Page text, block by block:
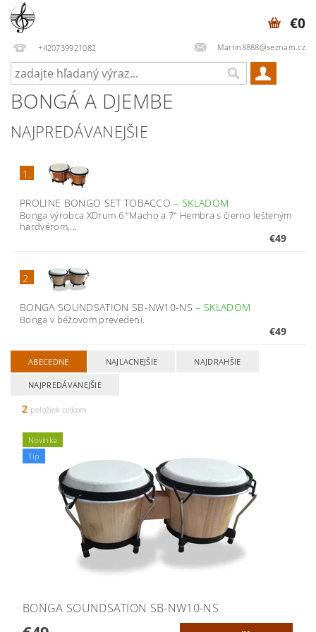
+420739921082 Martin8888@seznam.cz
€0
BONGÁ A DJEMBE
NAJPREDÁVANEJŠIE
1.
PROLINE BONGO SET TOBACCO–SKLADOM
Bonga výrobca XDrum 6 "Macho a 7" Hembra s čierno lešteným
hardvérom,...
€49
2.
BONGA SOUNDSATION SB-NW10-NS–SKLADOM
Bonga v béžovom prevedení.
€49
ABECEDNE NAJLACNEJŠIE NAJDRAHŠIE
NAJPREDÁVANEJŠIE
2 položiek celkom
Novinka
Tip
BONGA SOUNDSATION SB-NW10-NS